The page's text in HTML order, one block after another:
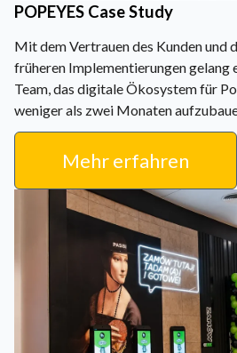
POPEYES Case Study
Mit dem Vertrauen des Kunden und
früheren Implementierungen gelang
Team, das digitale Ökosystem für
weniger als zwei Monaten
Mehr erfahren